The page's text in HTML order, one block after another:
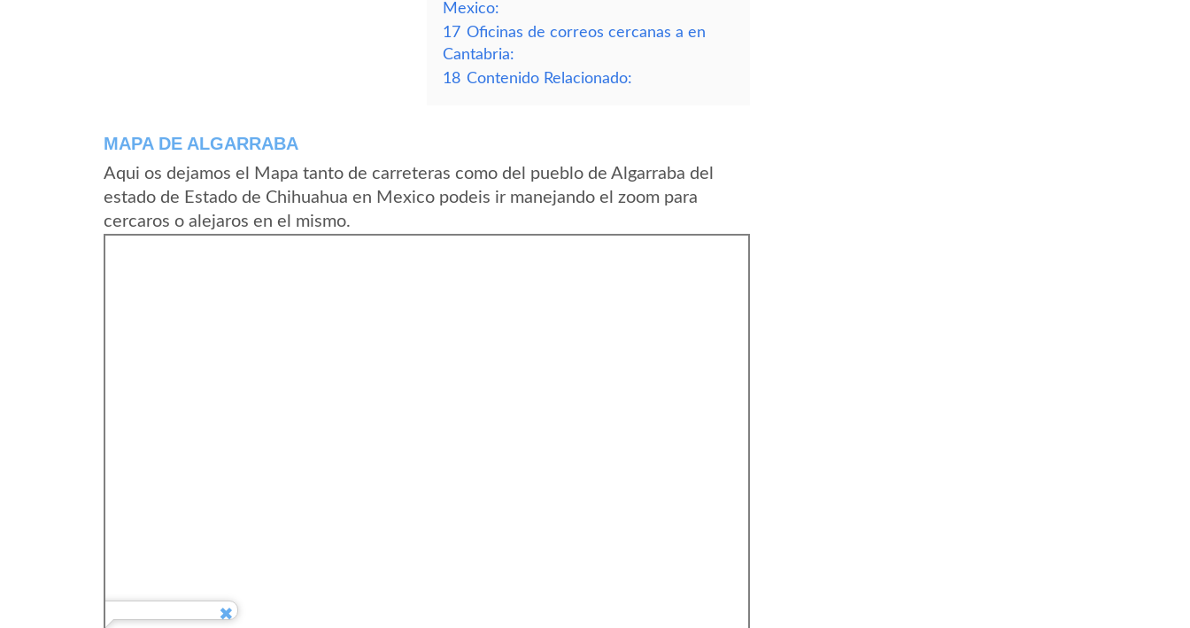
Mexico:
17 Oficinas de correos cercanas a en
Cantabria:
18 Contenido Relacionado:
MAPA DE ALGARRABA
Aqui os dejamos el Mapa tanto de carreteras como del pueblo de Algarraba del
estado de Estado de Chihuahua en Mexico podeis ir manejando el zoom para
cercaros o alejaros en el mismo.